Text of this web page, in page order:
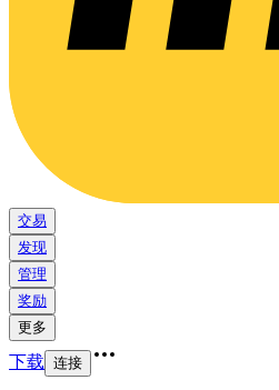
交易
发现
管理
奖励
更多
下载 连接